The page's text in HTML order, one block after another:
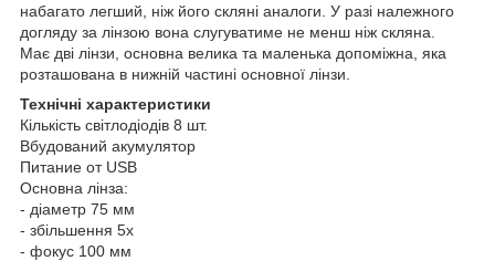
набагато легший, ніж його скляні аналоги. У разі належного
догляду за лінзою вона слугуватиме не менш ніж скляна.
Має дві лінзи, основна велика та маленька допоміжна, яка
розташована в нижній частині основної лінзи.
Технічні характеристики
Кількість світлодіодів 8 шт.
Вбудований акумулятор
Питание от USB
Основна лінза:
- діаметр 75 мм
- збільшення 5х
- фокус 100 мм